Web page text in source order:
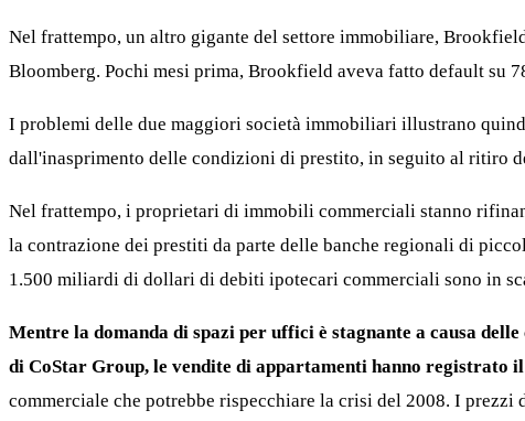
Nel frattempo, un altro gigante del settore immobiliare,
Bloomberg. Pochi mesi prima, Brookfield aveva fatto default
I problemi delle due maggiori società immobiliari illustrano
dall'inasprimento delle condizioni di prestito, in seguito al ritiro
Nel frattempo, i proprietari di immobili commerciali stanno
la contrazione dei prestiti da parte delle banche regionali di
1.500 miliardi di dollari di debiti ipotecari commerciali sono in
Mentre la domanda di spazi per uffici è stagnante a causa
di CoStar Group, le vendite di appartamenti hanno registrato
commerciale che potrebbe rispecchiare la crisi del 2008. I